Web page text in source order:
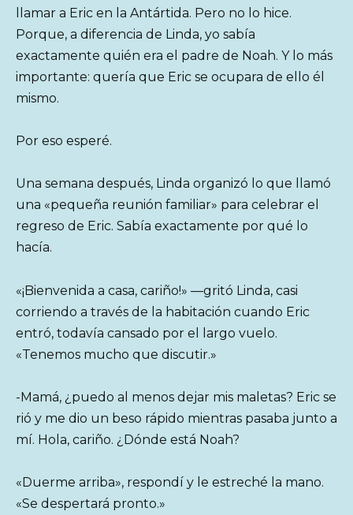
llamar a Eric en la Antártida. Pero no lo hice.
Porque, a diferencia de Linda, yo sabía
exactamente quién era el padre de Noah. Y lo más
importante: quería que Eric se ocupara de ello él
mismo.
Por eso esperé.
Una semana después, Linda organizó lo que llamó
una «pequeña reunión familiar» para celebrar el
regreso de Eric. Sabía exactamente por qué lo
hacía.
«¡Bienvenida a casa, cariño!» —gritó Linda, casi
corriendo a través de la habitación cuando Eric
entró, todavía cansado por el largo vuelo.
«Tenemos mucho que discutir.»
-Mamá, ¿puedo al menos dejar mis maletas? Eric se
rió y me dio un beso rápido mientras pasaba junto a
mí. Hola, cariño. ¿Dónde está Noah?
«Duerme arriba», respondí y le estreché la mano.
«Se despertará pronto.»